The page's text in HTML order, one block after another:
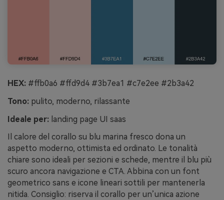
HEX: #ffb0a6 #ffd9d4 #3b7ea1 #c7e2ee #2b3a42
Tono: pulito, moderno, rilassante
Ideale per: landing page UI saas
Il calore del corallo su blu marina fresco dona un
aspetto moderno, ottimista ed ordinato. Le tonalità
chiare sono ideali per sezioni e schede, mentre il blu più
scuro ancora navigazione e CTA. Abbina con un font
geometrico sans e icone lineari sottili per mantenerla
nitida. Consiglio: riserva il corallo per un’unica azione